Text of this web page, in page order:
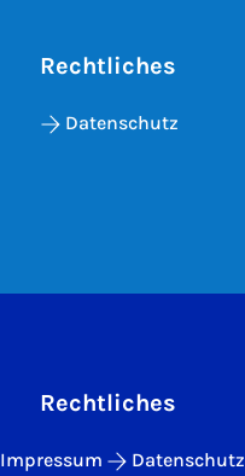
Rechtliches
Datenschutz
Rechtliches
Impressum
Datenschutz